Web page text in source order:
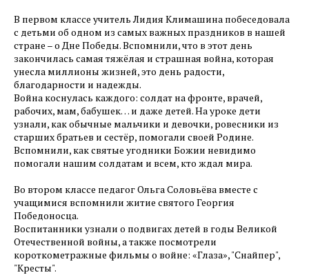
В первом классе учитель Лидия Климашина побеседовала
с детьми об одном из самых важных праздников в нашей
стране – о Дне Победы. Вспомнили, что в этот день
закончилась самая тяжёлая и страшная война, которая
унесла миллионы жизней, это день радости,
благодарности и надежды.
Война коснулась каждого: солдат на фронте, врачей,
рабочих, мам, бабушек… и даже детей. На уроке дети
узнали, как обычные мальчики и девочки, ровесники из
старших братьев и сестёр, помогали своей Родине.
Вспомнили, как святые угодники Божии невидимо
помогали нашим солдатам и всем, кто ждал мира.
Во втором классе педагог Ольга Соловьёва вместе с
учащимися вспомнили житие святого Георгия
Победоносца.
Воспитанники узнали о подвигах детей в годы Великой
Отечественной войны, а также посмотрели
короткометражные фильмы о войне: «Глаза», "Снайпер",
"Кресты".